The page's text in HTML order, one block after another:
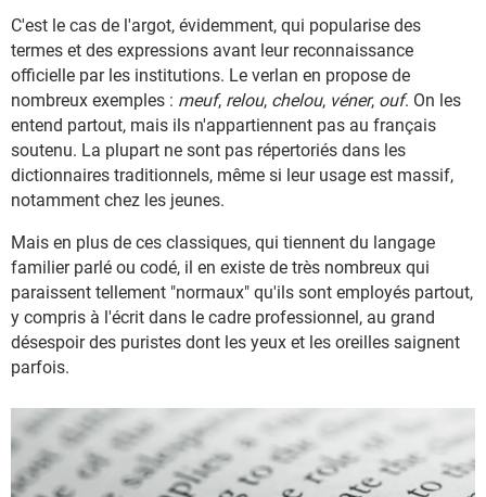
C'est le cas de l'argot, évidemment, qui popularise des
termes et des expressions avant leur reconnaissance
officielle par les institutions. Le verlan en propose de
nombreux exemples : meuf, relou, chelou, véner, ouf. On les
entend partout, mais ils n'appartiennent pas au français
soutenu. La plupart ne sont pas répertoriés dans les
dictionnaires traditionnels, même si leur usage est massif,
notamment chez les jeunes.
Mais en plus de ces classiques, qui tiennent du langage
familier parlé ou codé, il en existe de très nombreux qui
paraissent tellement "normaux" qu'ils sont employés partout,
y compris à l'écrit dans le cadre professionnel, au grand
désespoir des puristes dont les yeux et les oreilles saignent
parfois.